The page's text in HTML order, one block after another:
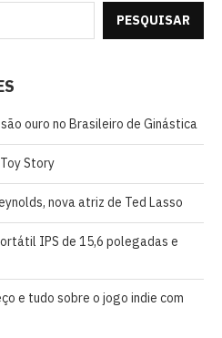
PESQUISAR
ouro no Brasileiro de Ginástica
Story
nova atriz de Ted Lasso
IPS de 15,6 polegadas e
e tudo sobre o jogo indie com